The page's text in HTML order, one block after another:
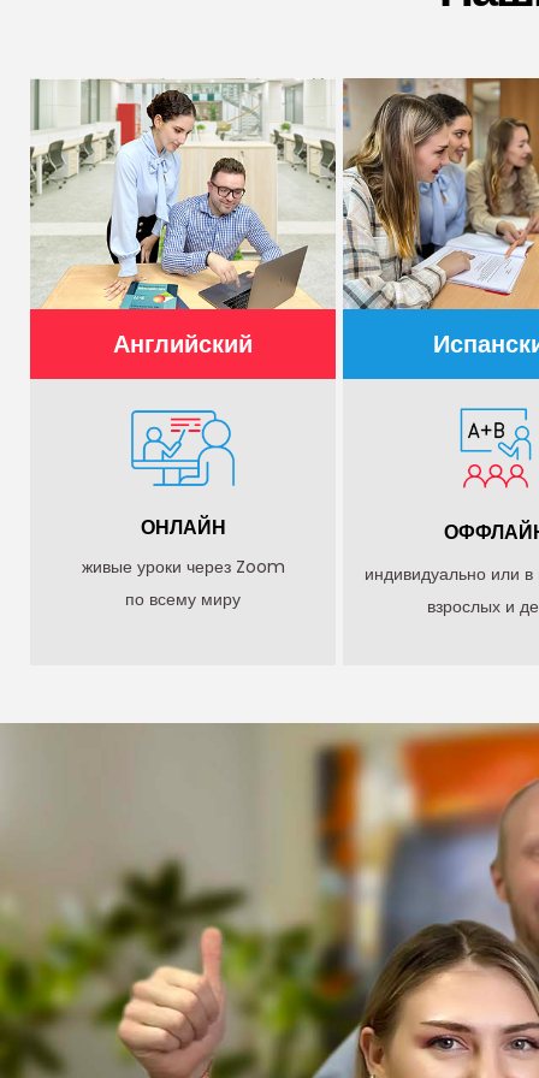
Английский
ОНЛАЙН
живые уроки через Zoom
по всему миру
индивидуально или в
взрослых и